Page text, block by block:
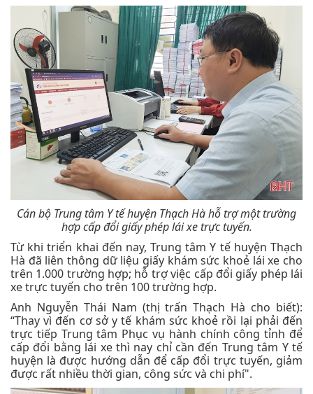
Cán bộ Trung tâm Y tế huyện Thạch Hà hỗ trợ một trường
hợp cấp đổi giấy phép lái xe trực tuyến.
Từ khi triển khai đến nay, Trung tâm Y tế huyện Thạch
Hà đã liên thông dữ liệu giấy khám sức khoẻ lái xe cho
trên 1.000 trường hợp; hỗ trợ việc cấp đổi giấy phép lái
xe trực tuyến cho trên 100 trường hợp.
Anh Nguyễn Thái Nam (thị trấn Thạch Hà cho biết):
“Thay vì đến cơ sở y tế khám sức khoẻ rồi lại phải đến
trực tiếp Trung tâm Phục vụ hành chính công tỉnh để
cấp đổi bằng lái xe thì nay chỉ cần đến Trung tâm Y tế
huyện là được hướng dẫn để cấp đổi trực tuyến, giảm
được rất nhiều thời gian, công sức và chi phí".